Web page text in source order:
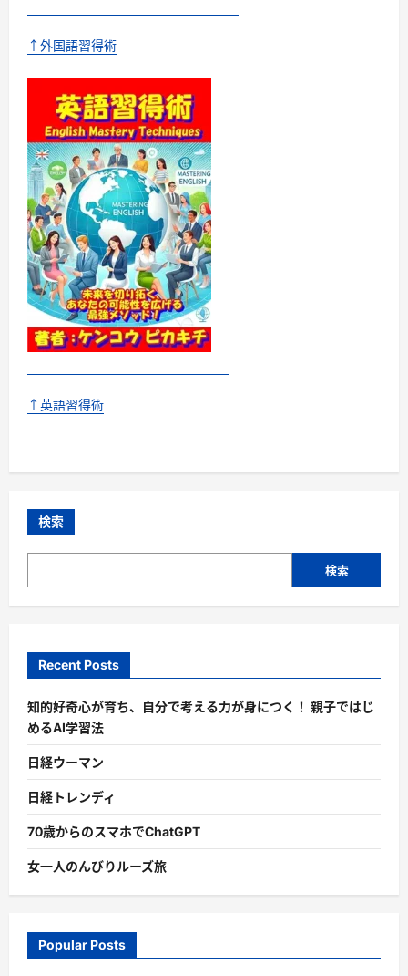
て
む
↑外国語習得術
↑英語習得術
検索
検索
Recent Posts
知的好奇心が育ち、自分で考える力が身につく！ 親子ではじ
めるAI学習法
日経ウーマン
日経トレンディ
70歳からのスマホでChatGPT
女一人のんびりルーズ旅
Popular Posts